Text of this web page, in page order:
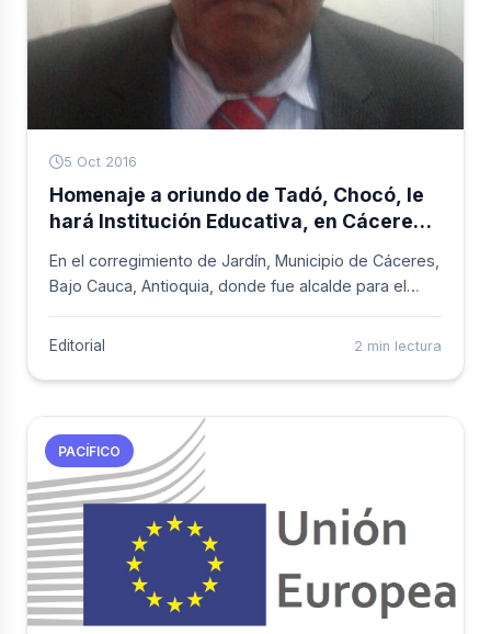
5 Oct 2016
Homenaje a oriundo de Tadó, Chocó, le
hará Institución Educativa, en Cáceres
En el corregimiento de Jardín, Municipio de Cáceres,
Bajo Cauca, Antioquia, donde fue alcalde para el
Tadó, Chocó, Antonio Elimeleth Mosquera Perea, por
años, siendo su primer rector y jefe de núcleo en
esa localidad.
Editorial 2 min lectura
PACÍFICO